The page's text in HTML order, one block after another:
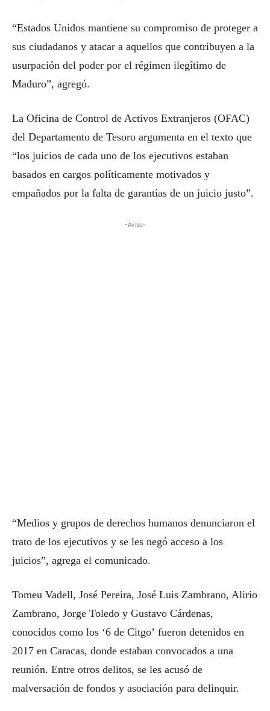
“Estados Unidos mantiene su compromiso de proteger a
sus ciudadanos y atacar a aquellos que contribuyen a la
usurpación del poder por el régimen ilegítimo de
Maduro”, agregó.
La Oficina de Control de Activos Extranjeros (OFAC)
del Departamento de Tesoro argumenta en el texto que
“los juicios de cada uno de los ejecutivos estaban
basados en cargos políticamente motivados y
empañados por la falta de garantías de un juicio justo”.
-Aviso-
“Medios y grupos de derechos humanos denunciaron el
trato de los ejecutivos y se les negó acceso a los
juicios”, agrega el comunicado.
Tomeu Vadell, José Pereira, José Luis Zambrano, Alirio
Zambrano, Jorge Toledo y Gustavo Cárdenas,
conocidos como los ‘6 de Citgo’ fueron detenidos en
2017 en Caracas, donde estaban convocados a una
reunión. Entre otros delitos, se les acusó de
malversación de fondos y asociación para delinquir.